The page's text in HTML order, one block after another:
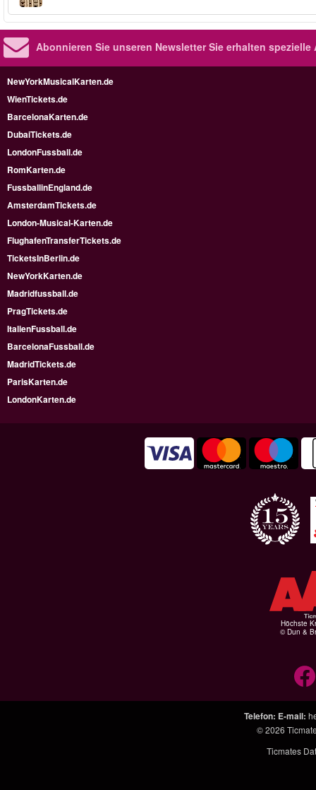
Abonnieren Sie unseren NewsletterSie erhalten spezielle
NewYorkMusicalKarten.de
WienTickets.de
BarcelonaKarten.de
DubaiTickets.de
LondonFussball.de
RomKarten.de
FussballinEngland.de
AmsterdamTickets.de
London-Musical-Karten.de
FlughafenTransferTickets.de
TicketsInBerlin.de
NewYorkKarten.de
Madridfussball.de
PragTickets.de
ItalienFussball.de
BarcelonaFussball.de
MadridTickets.de
ParisKarten.de
LondonKarten.de
Höchste
© Dun &
Telefon: E-mail:
© 2026
Ticmates